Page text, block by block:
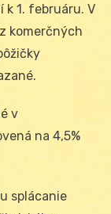
k 1. februáru. V
komerčných
v
na 4,5%
splácanie